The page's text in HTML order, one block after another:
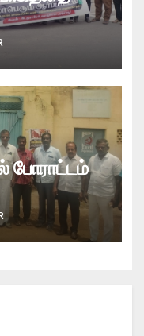
போராட்டம்